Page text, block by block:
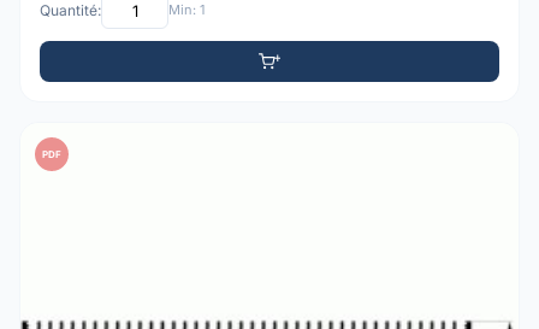
Quantité: Min: 1
PDF